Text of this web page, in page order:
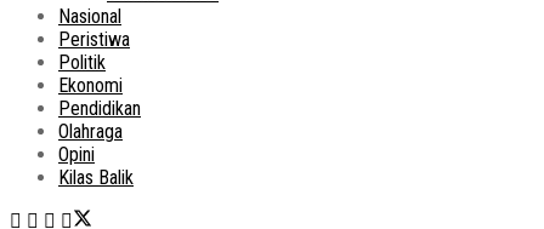
Nasional
Peristiwa
Politik
Ekonomi
Pendidikan
Olahraga
Opini
Kilas Balik